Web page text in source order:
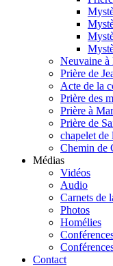
Neuvaine à
Prière de
Acte de la
Prière des
Prière à
Prière de
chapelet de
Chemin de
Médias
Vidéos
Audio
Carnets de
Photos
Homélies
Contact